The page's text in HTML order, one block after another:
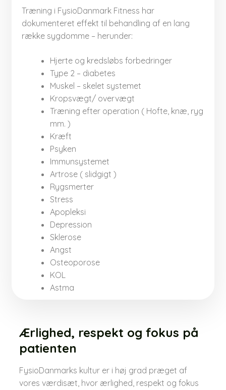
Træning i FysioDanmark Fitness har
dokumenteret effekt til behandling af en lang
række sygdomme – herunder:​
Hjerte og kredsløbs forbedringer
Type 2 – diabetes
Muskel – skelet systemet
Kropsvægt/ overvægt
Træning efter operation ( Hofte, knæ, ryg
mm. )​
Kræft
Psyken
Immunsystemet
Artrose ( slidgigt )
Rygsmerter​
Stress
Apopleksi
Depression
Sklerose
Angst
Osteoporose​
KOL​
Astma
Ærlighed, respekt og fokus på
patienten
FysioDanmarks kultur er i høj grad præget af
vores værdisæt, hvor ærlighed, respekt og fokus